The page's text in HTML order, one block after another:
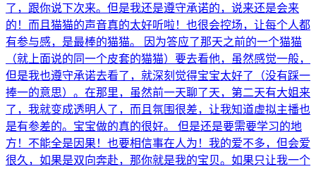
了，跟你说下次来。但是我还是遵守承诺的，说来还是会来
的！而且猫猫的声音真的太好听啦！也很会控场，让每个人都
有参与感，是最棒的猫猫。 因为答应了那天之前的一个猫猫
（就上面说的同一个皮套的猫猫）要去看他，虽然感觉一般，
但是我也遵守承诺去看了，就深刻觉得宝宝太好了（没有踩一
捧一的意思）。在那里，虽然前一天聊了天，第二天有大姐来
了，我就变成透明人了，而且氛围很差，让我知道虚拟主播也
是有参差的。宝宝做的真的很好。 但是还是要需要学习的地
方！不能全是因果！也要相信事在人为！我的爱不多，但会爱
很久，如果是双向奔赴，那你就是我的宝贝。如果只让我一个